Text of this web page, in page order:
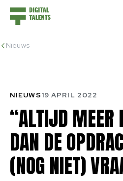
Nieuws
“ALTIJD MEER
DAN DE
(NOGNIET)
NIEUWS19 APRIL 2022